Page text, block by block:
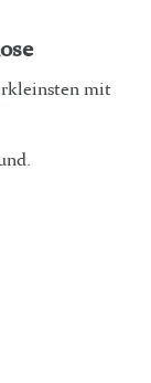
mit